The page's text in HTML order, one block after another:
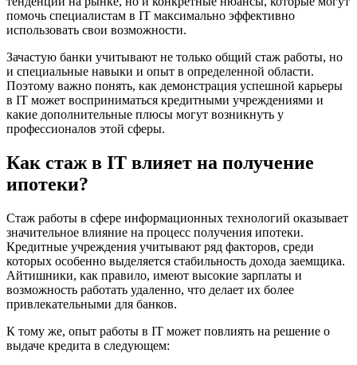
помочь специалистам в IT максимально эффективно
использовать свои возможности.
Зачастую банки учитывают не только общий стаж работы, но
и специальные навыки и опыт в определенной области.
Поэтому важно понять, как демонстрация успешной карьеры
в IT может восприниматься кредитными учреждениями и
какие дополнительные плюсы могут возникнуть у
профессионалов этой сферы.
Как стаж в IT влияет на получение
ипотеки?
Стаж работы в сфере информационных технологий оказывает
значительное влияние на процесс получения ипотеки.
Кредитные учреждения учитывают ряд факторов, среди
которых особенно выделяется стабильность дохода заемщика.
Айтишники, как правило, имеют высокие зарплаты и
возможность работать удаленно, что делает их более
привлекательными для банков.
К тому же, опыт работы в IT может повлиять на решение о
выдаче кредита в следующем: